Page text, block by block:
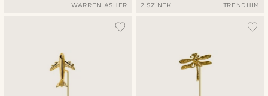
WARREN ASHER 2 SZÍNEK TRENDHIM